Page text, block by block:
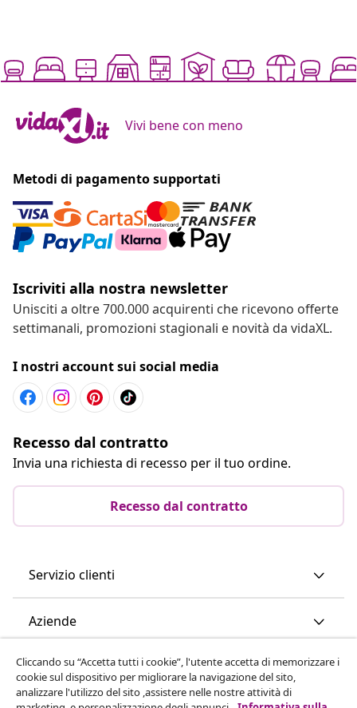
Vivi bene con meno
Metodi di pagamento supportati
Iscriviti alla nostra newsletter
Unisciti a oltre 700.000 acquirenti che ricevono offerte
settimanali, promozioni stagionali e novità da vidaXL.
I nostri account sui social media
Recesso dal contratto
Invia una richiesta di recesso per il tuo ordine.
Recesso dal contratto
Servizio clienti
Aziende
vidaXL
Cliccando su “Accetta tutti i cookie”, l'utente accetta di memorizzare i
cookie sul dispositivo per migliorare la navigazione del sito,
analizzare l'utilizzo del sito ,assistere nelle nostre attività di